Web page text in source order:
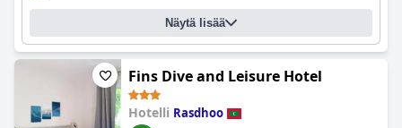
Näytä lisää
Fins Dive and Leisure Hotel
Hotelli Rasdhoo